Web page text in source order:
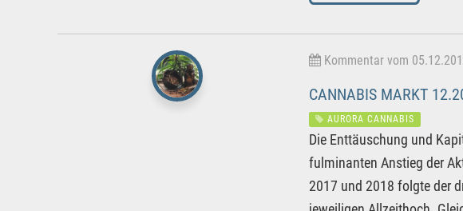
Kommentar vom
CANNABIS MARKT
AURORA CANNABIS
Die Enttäuschung und
fulminanten Anstieg der
2017 und 2018 folgte der